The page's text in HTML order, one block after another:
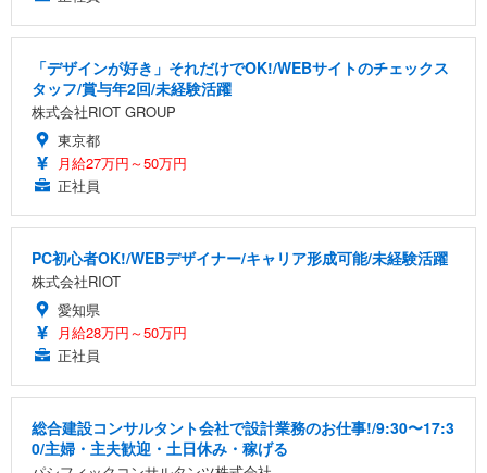
「デザインが好き」それだけでOK!/WEBサイトのチェックス
タッフ/賞与年2回/未経験活躍
株式会社RIOT GROUP
東京都
月給27万円～50万円
正社員
PC初心者OK!/WEBデザイナー/キャリア形成可能/未経験活躍
株式会社RIOT
愛知県
月給28万円～50万円
正社員
総合建設コンサルタント会社で設計業務のお仕事!/9:30〜17:3
0/主婦・主夫歓迎・土日休み・稼げる